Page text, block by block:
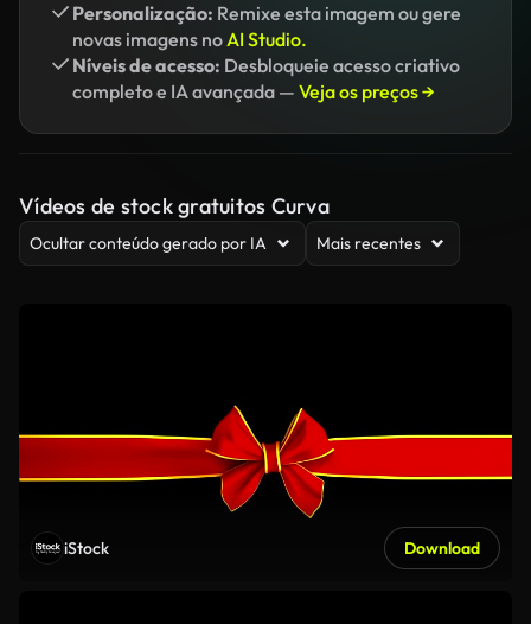
Personalização: Remixe esta imagem ou gere
novas imagens noAI Studio.
Níveis de acesso: Desbloqueie acesso criativo
completo e IA avançada — Veja os preços →
Vídeos de stock gratuitos Curva
Ocultar conteúdo gerado por IA Mais recentes
iStock Download